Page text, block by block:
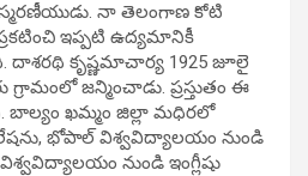
నా తెలంగాణ కోటి
ఇప్పటి ఉద్యమానికీ
దాశరథి కృష్ణమాచార్య 1925 జూలై
గ్రామంలో జన్మించాడు. ప్రస్తుతం ఈ
బాల్యం ఖమ్మం జిల్లా మధిరలో
భోపాల్‌ విశ్వవిద్యాలయం నుండి
నుండి ఇంగ్లీషు